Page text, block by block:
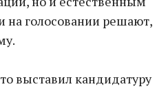
на голосовании решают,
выставил кандидатуру